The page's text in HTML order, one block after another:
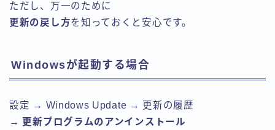
ただし、万一のために
更新の戻し方を知っておくと安心です。
Windowsが起動する場合
設定 → Windows Update → 更新の履歴
→ 更新プログラムのアンインストール